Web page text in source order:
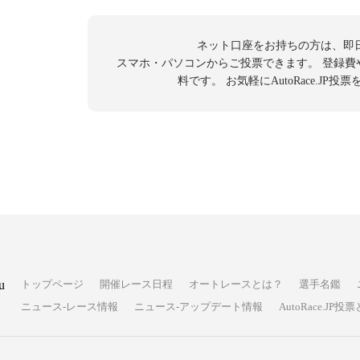
ネット口座をお持ちの方は、即
スマホ・パソコンからご投票できます。
登録費
料です。
お気軽にAutoRace.JP投票
トップページ 開催レース日程 オートレースとは？ 選手名鑑
ニュース-レース情報
ニュース-アップデート情報 AutoRace.JP投